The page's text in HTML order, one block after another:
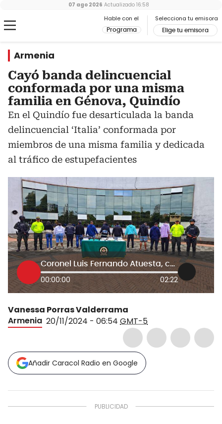
Hable con el
Programa
Selecciona tu emisora
Elige tu emisora
07 ago 2026 Actualizado 16:58
Armenia
Cayó banda delincuencial
conformada por una misma
familia en Génova, Quindío
En el Quindío fue desarticulada la banda
delincuencial ‘Italia’ conformada por
miembros de una misma familia y dedicada
al tráfico de estupefacientes
Coronel Luis Fernando Atuesta, comandante de la Policía del Quindío
00:00:00 02:22
Vanessa Porras Valderrama
Armenia 20/11/2024 - 06:54 GMT-5
Añadir Caracol Radio en Google